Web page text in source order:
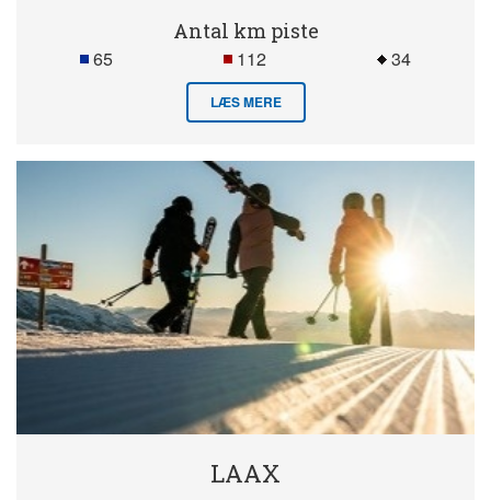
Antal km piste
65 112 34
LÆS MERE
LAAX